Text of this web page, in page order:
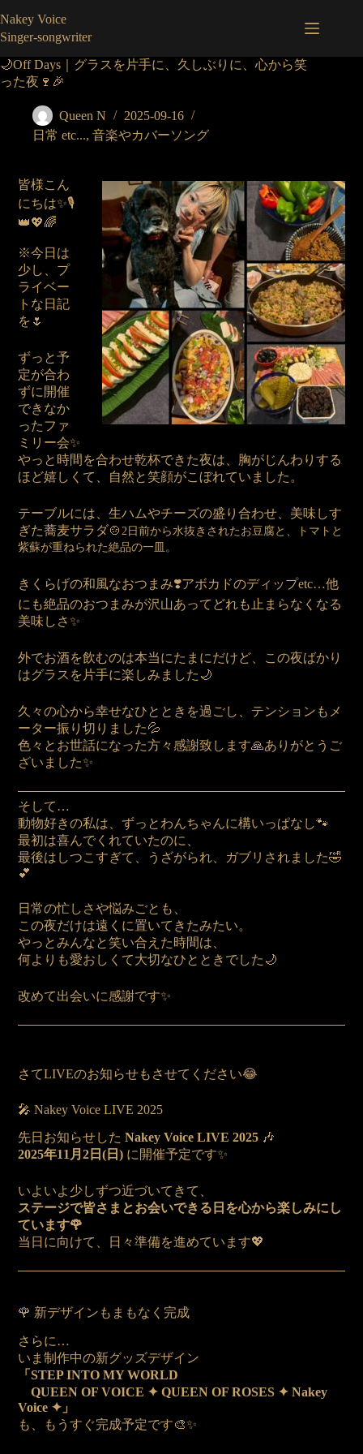
ン
テ
ン
へ
Nakey Voice
Singer-songwriter
🌙Off Days｜グラスを片手に、久しぶりに、心から笑
った夜🍷🎉
Queen N
2025-09-16
日常 etc..., 音楽やカバーソング
皆様こん
にちは✨🎙️
👑💖🌈
※今日は
少し、プ
ライベー
トな日記
を🌷
ずっと予
定が合わ
ずに開催
できなか
ったファ
ミリー会✨
やっと時間を合わせ乾杯できた夜は、胸がじんわりする
ほど嬉しくて、自然と笑顔がこぼれていました。
テーブルには、生ハムやチーズの盛り合わせ、美味しす
ぎた蕎麦サラダ🍲 2日前から水抜きされたお豆腐と、トマトと
紫蘇が重ねられた絶品の一皿。
きくらげの和風なおつまみ❣️アボカドのディップetc…他
にも絶品のおつまみが沢山あってどれも止まらなくなる
美味しさ✨
外でお酒を飲むのは本当にたまにだけど、この夜ばかり
はグラスを片手に楽しみました🌙
久々の心から幸せなひとときを過ごし、テンションもメ
ーター振り切りました💦
色々とお世話になった方々感謝致します🙏ありがとうご
ざいました✨
そして…
動物好きの私は、ずっとわんちゃんに構いっぱなし🐾
最初は喜んでくれていたのに、
最後はしつこすぎて、うざがられ、ガブリされました🤣
💕
日常の忙しさや悩みごとも、
この夜だけは遠くに置いてきたみたい。
やっとみんなと笑い合えた時間は、
何よりも愛おしくて大切なひとときでした🌙
改めて出会いに感謝です✨
さてLIVEのお知らせもさせてください😂
🎤 Nakey Voice LIVE 2025
先日お知らせしたNakey Voice LIVE 2025 🎶
2025年11月2日(日) に開催予定です✨
いよいよ少しずつ近づいてきて、
ステージで皆さまとお会いできる日を心から楽しみにし
ています🌹
当日に向けて、日々準備を進めています💖
🌹 新デザインもまもなく完成
さらに…
いま制作中の新グッズデザイン
「STEP INTO MY WORLD
QUEEN OF VOICE ✦ QUEEN OF ROSES ✦ Nakey
Voice ✦」
も、もうすぐ完成予定です🎨✨